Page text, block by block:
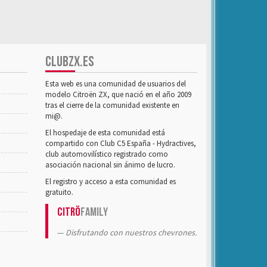
CLUBZX.ES
Esta web es una comunidad de usuarios del
modelo Citroën ZX, que nació en el año 2009
tras el cierre de la comunidad existente en
mi@.
El hospedaje de esta comunidad está
compartido con Club C5 España - Hydractives,
club automovilístico registrado como
asociación nacional sin ánimo de lucro.
El registro y acceso a esta comunidad es
gratuito.
CitröFamily
Disfrutando con nuestros chevrones.